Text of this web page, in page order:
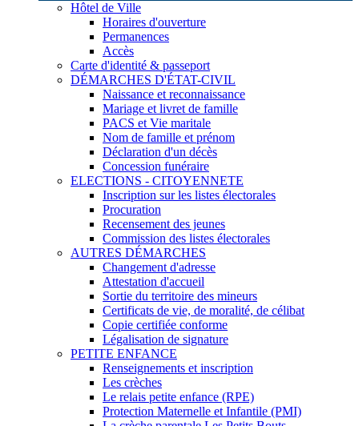
Hôtel de Ville
Horaires d'ouverture
Permanences
Accès
Carte d'identité & passeport
DÉMARCHES D'ÉTAT-CIVIL
Naissance et reconnaissance
Mariage et livret de famille
PACS et Vie maritale
Nom de famille et prénom
Déclaration d'un décès
Concession funéraire
ELECTIONS - CITOYENNETE
Inscription sur les listes électorales
Procuration
Recensement des jeunes
Commission des listes électorales
AUTRES DÉMARCHES
Changement d'adresse
Attestation d'accueil
Sortie du territoire des mineurs
Certificats de vie, de moralité, de célibat
Copie certifiée conforme
Légalisation de signature
PETITE ENFANCE
Renseignements et inscription
Les crèches
Le relais petite enfance (RPE)
Protection Maternelle et Infantile (PMI)